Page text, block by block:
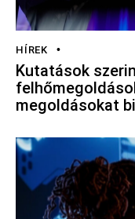
HÍREK
Kutatások
megoldásokat